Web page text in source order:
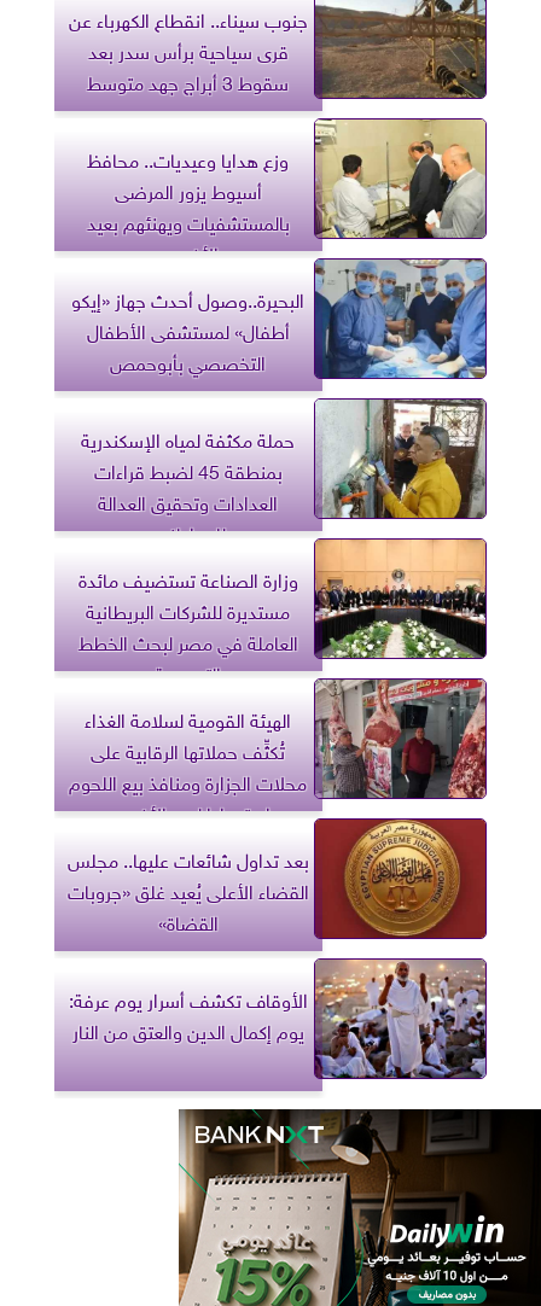
جنوب سيناء.. انقطاع الكهرباء عن
قرى سياحية برأس سدر بعد
سقوط 3 أبراج جهد متوسط
وزع هدايا وعيديات.. محافظ
أسيوط يزور المرضى
بالمستشفيات ويهنئهم بعيد
الأضحى
البحيرة..وصول أحدث جهاز «إيكو
أطفال» لمستشفى الأطفال
التخصصي بأبوحمص
حملة مكثفة لمياه الإسكندرية
بمنطقة 45 لضبط قراءات
العدادات وتحقيق العدالة
للمواطنين
وزارة الصناعة تستضيف مائدة
مستديرة للشركات البريطانية
العاملة في مصر لبحث الخطط
التوسعية
الهيئة القومية لسلامة الغذاء
تُكثِّف حملاتها الرقابية على
محلات الجزارة ومنافذ بيع اللحوم
استعدادا لعيد الأضحى
بعد تداول شائعات عليها.. مجلس
القضاء الأعلى يُعيد غلق «جروبات
القضاة»
الأوقاف تكشف أسرار يوم عرفة:
يوم إكمال الدين والعتق من النار